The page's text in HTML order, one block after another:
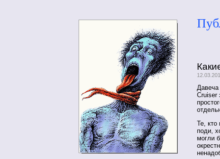
Давеча
Cruiser
Те, кто
поди,
могли